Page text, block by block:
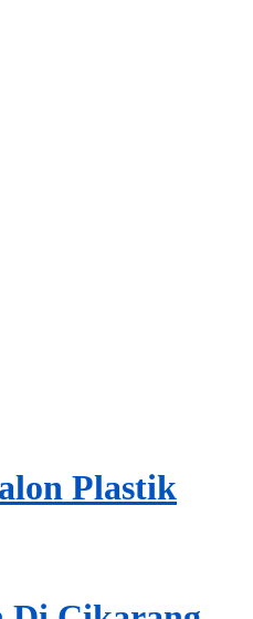
Plastik